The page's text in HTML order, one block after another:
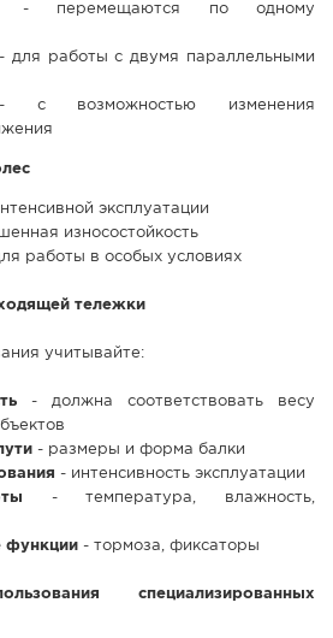
- перемещаются по одному
для работы с двумя параллельными
возможностью изменения
эксплуатации
износостойкость
работы в особых условиях
тележки
учитывайте:
- должна соответствовать весу
- размеры и форма балки
- интенсивность эксплуатации
- температура, влажность,
функции - тормоза, фиксаторы
специализированных